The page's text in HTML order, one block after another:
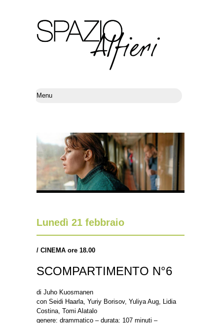
Lunedì 21 febbraio
/ CINEMA ore 18.00
SCOMPARTIMENTO N°6
di Juho Kuosmanen
con Seidi Haarla, Yuriy Borisov, Yuliya Aug, Lidia
Costina, Tomi Alatalo
genere: drammatico – durata: 107 minuti –